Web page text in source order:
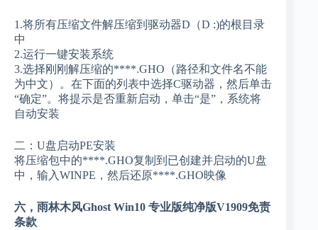
1.将所有压缩文件解压缩到驱动器D（D :)的根目录
中
2.运行一键安装系统
3.选择刚刚解压缩的****.GHO（路径和文件名不能
为中文）。在下面的列表中选择C驱动器，然后单击
“确定”。将提示是否重新启动，单击“是”，系统将
自动安装
二：U盘启动PE安装
将压缩包中的****.GHO复制到已创建并启动的U盘
中，输入WINPE，然后还原****.GHO映像
六，雨林木风Ghost Win10 专业版纯净版V1909免责
条款